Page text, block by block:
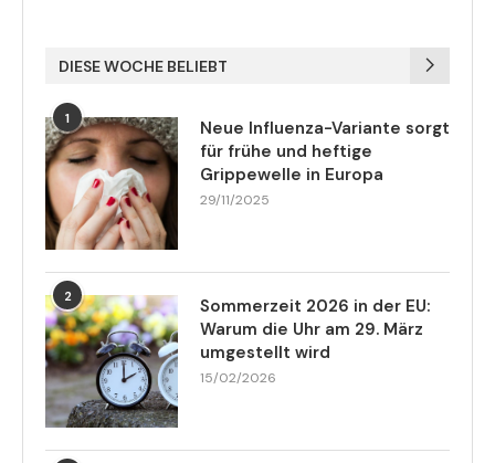
DIESE WOCHE BELIEBT
1
Neue Influenza-Variante sorgt
für frühe und heftige
Grippewelle in Europa
29/11/2025
2
Sommerzeit 2026 in der EU:
Warum die Uhr am 29. März
umgestellt wird
15/02/2026